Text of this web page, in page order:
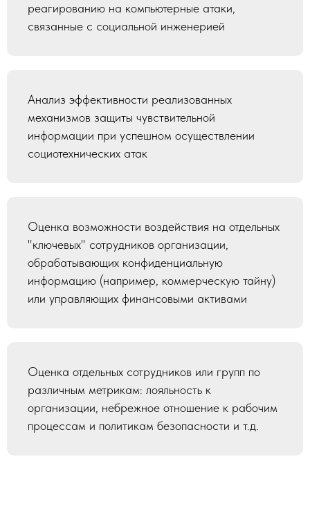
реагированию на компьютерные атаки,
связанные с социальной инженерией
Анализ эффективности реализованных
механизмов защиты чувствительной
информации при успешном осуществлении
социотехнических атак
Оценка возможности воздействия на отдельных
"ключевых" сотрудников организации,
обрабатывающих конфиденциальную
информацию (например, коммерческую тайну)
или управляющих финансовыми активами
Оценка отдельных сотрудников или групп по
различным метрикам: лояльность к
организации, небрежное отношение к рабочим
процессам и политикам безопасности и т.д.